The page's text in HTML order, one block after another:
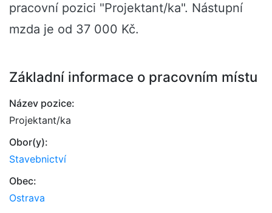
pracovní pozici "Projektant/ka". Nástupní
mzda je od 37 000 Kč.
Základní informace o pracovním místu
Název pozice:
Projektant/ka
Obor(y):
Stavebnictví
Obec:
Ostrava